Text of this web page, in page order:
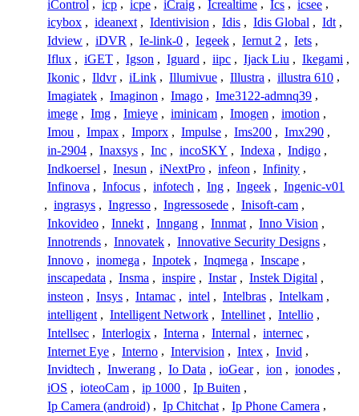
iControl , icp , icpe , iCraig , Icrealtime , Ics , icsee ,
icybox , ideanext , Identivision , Idis , Idis Global , Idt ,
Idview , iDVR , Ie-link-0 , Iegeek , Iernut 2 , Iets ,
Iflux , iGET , Igson , Iguard , iipc , Ijack Liu , Ikegami ,
Ikonic , Ildvr , iLink , Illumivue , Illustra , illustra 610 ,
Imagiatek , Imaginon , Imago , Ime3122-admnq39 ,
imege , Img , Imieye , iminicam , Imogen , imotion ,
Imou , Impax , Imporx , Impulse , Ims200 , Imx290 ,
in-2904 , Inaxsys , Inc , incoSKY , Indexa , Indigo ,
Indkoersel , Inesun , iNextPro , infeon , Infinity ,
Infinova , Infocus , infotech , Ing , Ingeek , Ingenic-v01
, ingrasys , Ingresso , Ingressosede , Inisoft-cam ,
Inkovideo , Innekt , Inngang , Innmat , Inno Vision ,
Innotrends , Innovatek , Innovative Security Designs ,
Innovo , inomega , Inpotek , Inqmega , Inscape ,
inscapedata , Insma , inspire , Instar , Instek Digital ,
insteon , Insys , Intamac , intel , Intelbras , Intelkam ,
intelligent , Intelligent Network , Intellinet , Intellio ,
Intellsec , Interlogix , Interna , Internal , internec ,
Internet Eye , Interno , Intervision , Intex , Invid ,
Invidtech , Inwerang , Io Data , ioGear , ion , ionodes ,
iOS , ioteoCam , ip 1000 , Ip Buiten ,
Ip Camera (android) , Ip Chitchat , Ip Phone Camera ,